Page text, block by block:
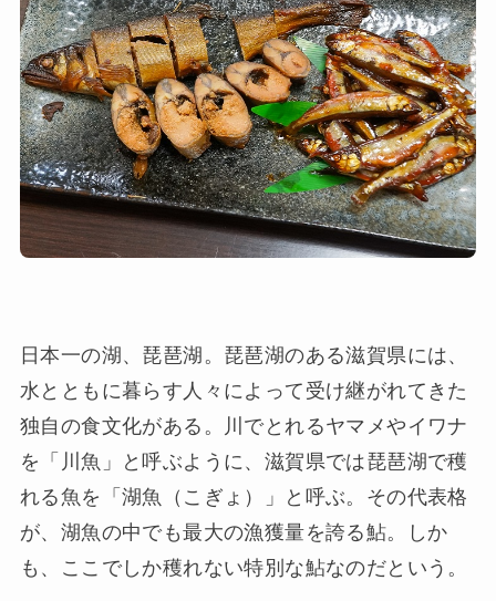
日本一の湖、琵琶湖。琵琶湖のある滋賀県には、
水とともに暮らす人々によって受け継がれてきた
独自の食文化がある。川でとれるヤマメやイワナ
を「川魚」と呼ぶように、滋賀県では琵琶湖で穫
れる魚を「湖魚（こぎょ）」と呼ぶ。その代表格
が、湖魚の中でも最大の漁獲量を誇る鮎。しか
も、ここでしか穫れない特別な鮎なのだという。